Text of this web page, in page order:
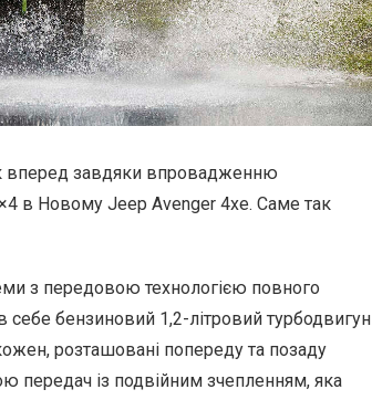
вперед завдяки впровадженню
в Новому Jeep Avenger 4xe. Саме так
з передовою технологією повного
бензиновий 1,2-літровий турбодвигун
розташовані попереду та позаду
передач із подвійним зчепленням, яка